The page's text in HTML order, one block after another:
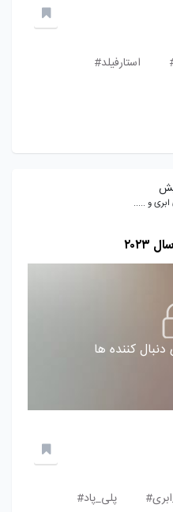
استارفیلد#
ابری و .....
کننده ها
پلی_پاد#